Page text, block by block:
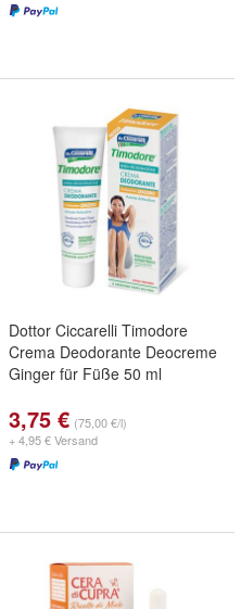
Dottor Ciccarelli Timodore
Crema Deodorante Deocreme
Ginger für Füße 50 ml
3,75 € (75,00 €/l)
+ 4,95 € Versand